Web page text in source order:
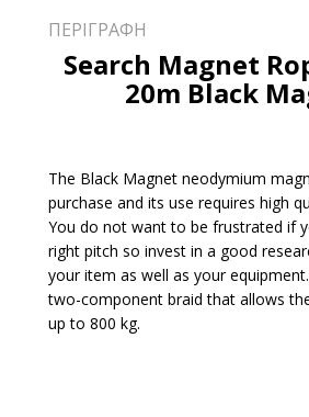
ΠΕΡΙΓΡΑΦΉ
Search Magnet
20m Black
The Black Magnet neodymium
purchase and its use requires high
You do not want to be frustrated if
right pitch so invest in a good
your item as well as your
two-component braid that allows
up to 800 kg.